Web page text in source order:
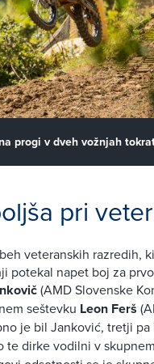
progi v dveh vožnjah
pri
veteranskih razredih,
potekal napet boj za
(AMD Slovenske
seštevku Leon Ferš
je bil Janković, tretji pa
dirke vodilni v